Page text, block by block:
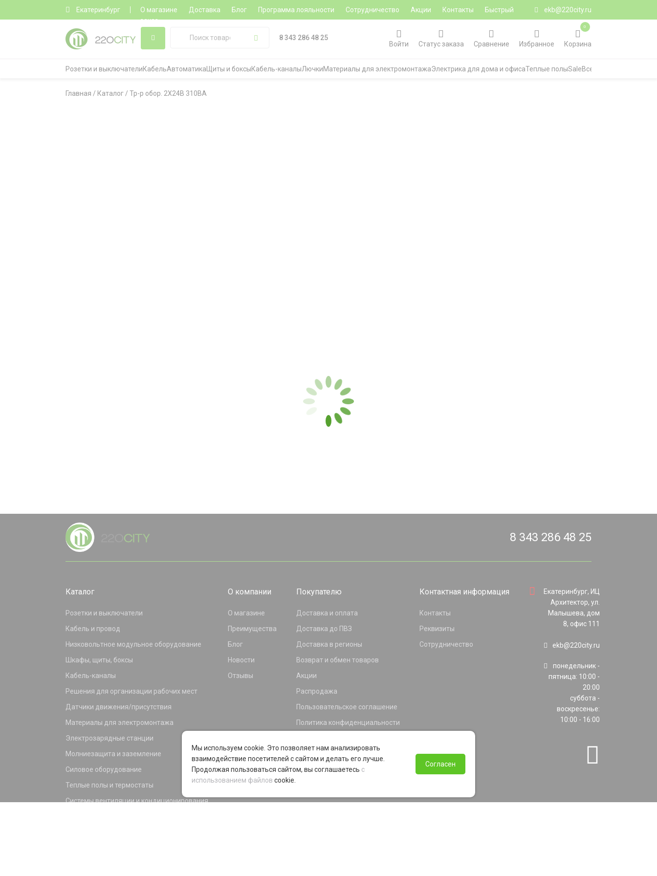
Екатеринбург О магазине Доставка Блог Программа лояльности Сотрудничество Акции Контакты
Быстрый
заказ
ekb@220city.ru
8 343 286 48 25
Войти
Статус заказа Сравнение Избранное Корзина
0
Розетки и выключателиКабельАвтоматика Щиты и боксыКабель-каналыЛючкиМатериалы для электромонтажаЭлектрика для дома и офисаТеплые полыSaleВсе категории
Главная / Каталог / Тр-р обор. 2X24В 310ВA
8 343 286 48 25
Каталог
Розетки и выключатели
Кабель и провод
Низковольтное модульное оборудование
Шкафы, щиты, боксы
Кабель-каналы
Решения для организации рабочих мест
Датчики движения/присутствия
Материалы для электромонтажа
Электрозарядные станции
Молниезащита и заземление
Силовое оборудование
Теплые полы и термостаты
Системы вентиляции и кондиционирования
О компании
О магазине
Преимущества
Блог
Новости
Отзывы
Покупателю
Доставка и оплата
Доставка до ПВЗ
Доставка в регионы
Возврат и обмен товаров
Акции
Распродажа
Пользовательское соглашение
Политика конфиденциальности
Программа лояльности
Контактная информация
Контакты
Реквизиты
Сотрудничество
Екатеринбург, ИЦ
Архитектор, ул.
Малышева, дом
8, офис 111
ekb@220city.ru
понедельник -
пятница: 10:00 -
20:00
суббота -
воскресенье:
10:00 - 16:00
Мы используем cookie. Это позволяет нам анализировать
взаимодействие посетителей с сайтом и делать его лучше.
Продолжая пользоваться сайтом, вы соглашаетесь с
использованием файлов cookie.
Согласен